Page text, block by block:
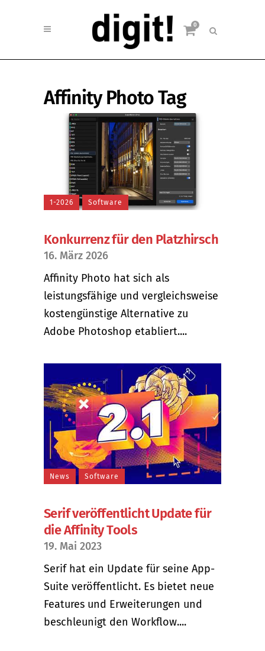
0
Affinity Photo Tag
1-2026 Software
Konkurrenz für den Platzhirsch
16. März 2026
Affinity Photo hat sich als
leistungsfähige und vergleichsweise
kostengünstige Alternative zu
Adobe Photoshop etabliert....
News Software
Serif veröffentlicht Update für
die Affinity Tools
19. Mai 2023
Serif hat ein Update für seine App-
Suite veröffentlicht. Es bietet neue
Features und Erweiterungen und
beschleunigt den Workflow....